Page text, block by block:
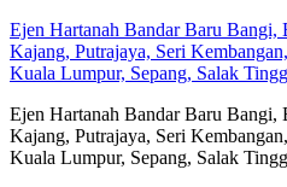
Ejen Hartanah Bandar Baru Bangi,
Kajang, Putrajaya, Seri
Kuala Lumpur, Sepang, Salak
Ejen Hartanah Bandar Baru Bangi,
Kajang, Putrajaya, Seri
Kuala Lumpur, Sepang, Salak